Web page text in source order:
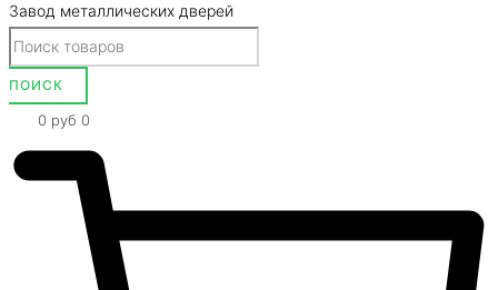
Завод металлических дверей
0 руб 0